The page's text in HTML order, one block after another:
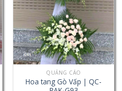
QUẢNG CÁO
Hoa tang Gò Vấp | QC-